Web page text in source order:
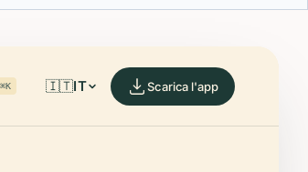
⌘K 🇮🇹IT Scarica l'app